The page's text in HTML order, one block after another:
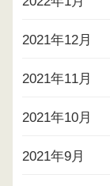
2021年12月
2021年11月
2021年10月
2021年9月